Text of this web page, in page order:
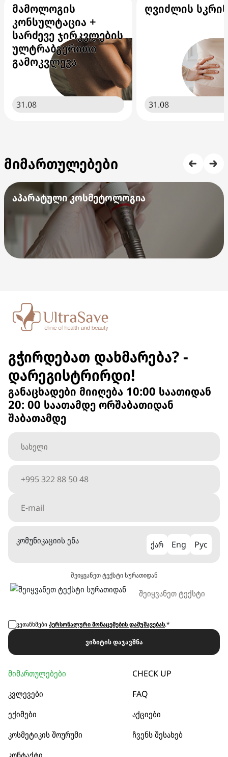
მამოლოგის
კონსულტაცია +
სარძევე ჯირკვლების
ულტრაბგერითი
გამოკვლევა
31.08
ღვიძლის
31.08
მიმართულებები
აპარატული კოსმეტოლოგია
გჭირდებათ დახმარება? -
დარეგისტრირდი!
განაცხადები მიიღება 10:00 საათიდან
20: 00 საათამდე ორშაბათიდან
შაბათამდე
კომუნიკაციის ენა ქარ Eng Рус
შეიყვანეთ ტექსტი სურათიდან
ვეთანხმებიპერსონალური მონაცემების დამუშავებას.*
ვიზიტის დაჯავშნა
მიმართულებები
CHECK UP
კვლევები
FAQ
ექიმები
აქციები
კოსმეტიკის შოურუმი
ჩვენს შესახებ